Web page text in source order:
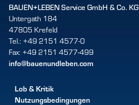
BAUEN+LEBEN Service GmbH & Co. KG
Untergath 184
47805 Krefeld
Tel.: +49 2151 4577-0
Fax: +49 2151 4577-499
info@bauenundleben.com
Lob & Kritik
Nutzungsbedingungen